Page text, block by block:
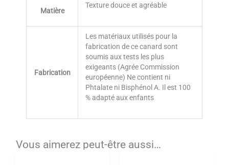
Matière
Texture douce et agréable
Fabrication
Les matériaux utilisés pour la
fabrication de ce canard sont
soumis aux tests les plus
exigeants (Agrée Commission
européenne) Ne contient ni
Phtalate ni Bisphénol A. Il est 100
% adapté aux enfants
Vous aimerez peut-être aussi…